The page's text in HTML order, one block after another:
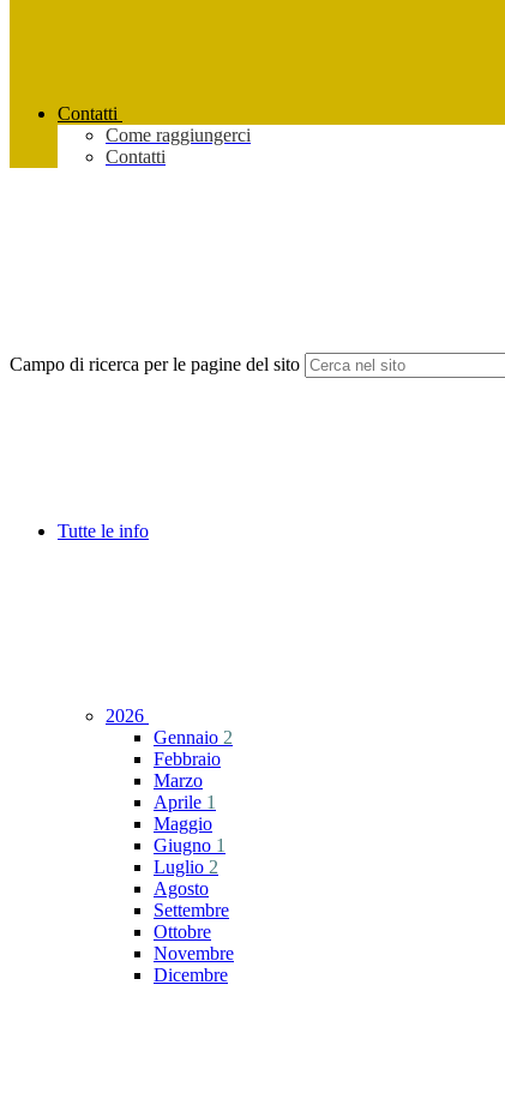
Contatti
Come raggiungerci
Contatti
Campo di ricerca per le pagine del sito
Tutte le info
2026
Gennaio 2
Febbraio
Marzo
Aprile 1
Maggio
Giugno 1
Luglio 2
Agosto
Settembre
Ottobre
Novembre
Dicembre